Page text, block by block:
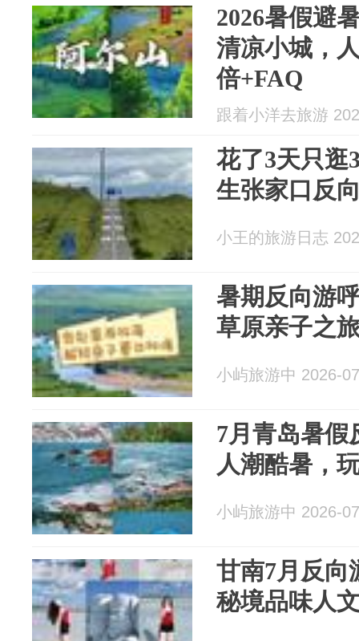
2026暑假避
清凉小城，
倍+FAQ
跟着小洋去旅游
花了3天只逛
生张家口反
小王的旅游日志
暑期反向游
草原亲子之
小屿旅游中 2026-
7月青岛暑假
人潮酷暑，
小屿旅游中 2026-
甘南7月反向
秘境品味人